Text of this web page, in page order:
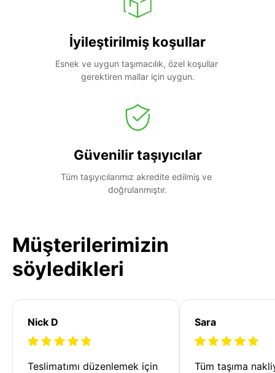
İyileştirilmiş koşullar
Esnek ve uygun taşımacılık, özel koşullar
gerektiren mallar için uygun.
Güvenilir taşıyıcılar
Tüm taşıyıcılarımız akredite edilmiş ve
doğrulanmıştır.
Müşterilerimizin
söyledikleri
Nick D
Teslimatımı düzenlemek için
Sara
Tüm taşıma